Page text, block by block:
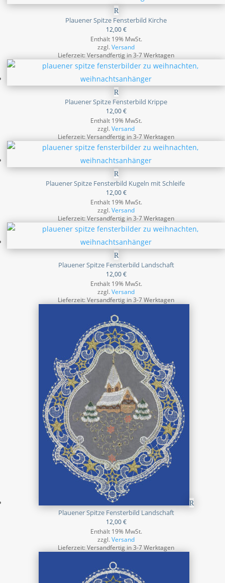
Plauener Spitze Fensterbild Kirche
12,00€
Enthält 19% MwSt.
zzgl.Versand
Lieferzeit: Versandfertig in 3-7 Werktagen
Plauener Spitze Fensterbild Krippe
12,00€
Enthält 19% MwSt.
zzgl.Versand
Lieferzeit: Versandfertig in 3-7 Werktagen
Plauener Spitze Fensterbild Kugeln mit Schleife
12,00€
Enthält 19% MwSt.
zzgl.Versand
Lieferzeit: Versandfertig in 3-7 Werktagen
Plauener Spitze Fensterbild Landschaft
12,00€
Enthält 19% MwSt.
zzgl.Versand
Lieferzeit: Versandfertig in 3-7 Werktagen
Plauener Spitze Fensterbild Landschaft
12,00€
Enthält 19% MwSt.
zzgl.Versand
Lieferzeit: Versandfertig in 3-7 Werktagen